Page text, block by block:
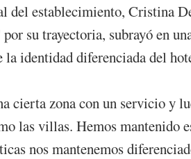
del establecimiento, Cristina
su trayectoria, subrayó en
la identidad diferenciada del
cierta zona con un servicio y
las villas. Hemos mantenido
nos mantenemos